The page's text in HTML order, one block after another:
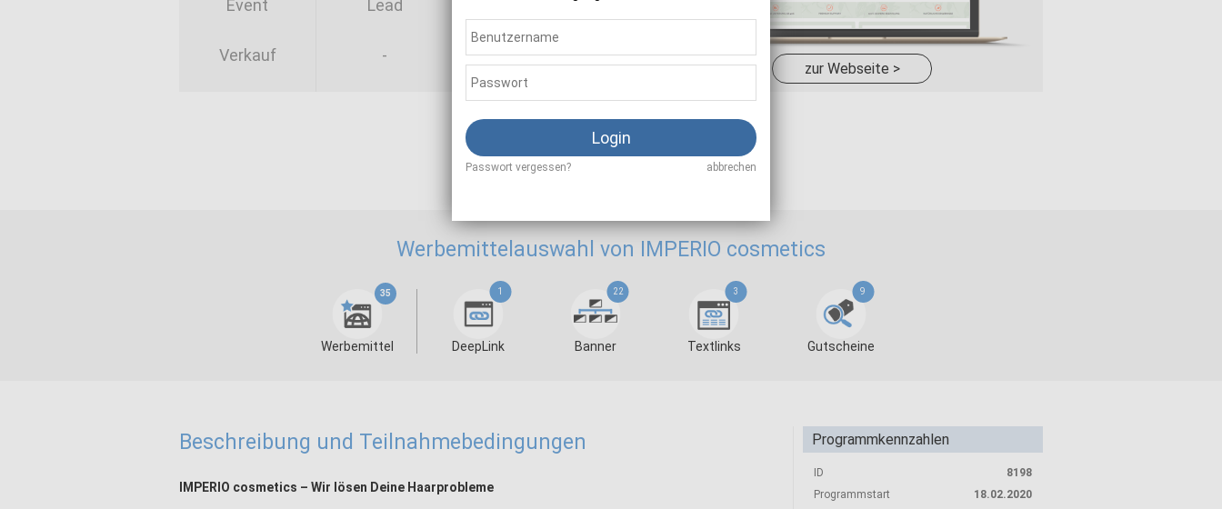
Event Lead
Verkauf - 10,50 - 13,00 %
zur Webseite >
Als Affiliate registrieren
Werbemittelauswahl von IMPERIO cosmetics
35
Werbemittel
1
DeepLink
22
Banner
3
Textlinks
9
Gutscheine
Beschreibung und Teilnahmebedingungen
IMPERIO cosmetics – Wir lösen Deine Haarprobleme
Programmkennzahlen
ID
8198
Programmstart
18.02.2020
Login
Passwort vergessen? abbrechen